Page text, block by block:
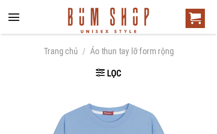
Trang chủ / Áo thun tay lỡ form rộng
LỌC